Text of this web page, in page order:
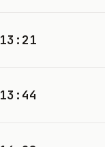
13:21
13:44